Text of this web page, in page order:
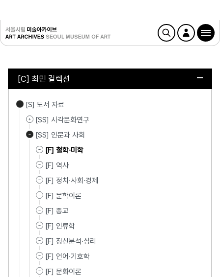
[C] 최민 컬렉션
[S] 도서 자료
[SS] 시각문화연구
[SS] 인문과 사회
[F] 철학·미학
[F] 역사
[F] 정치·사회·경제
[F] 문학이론
[F] 종교
[F] 인류학
[F] 정신분석·심리
[F] 언어·기호학
[F] 문화이론